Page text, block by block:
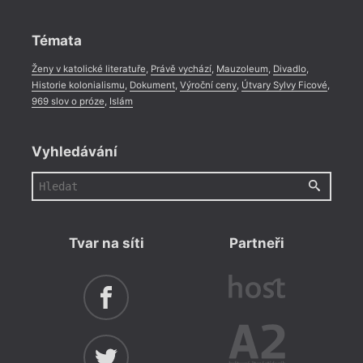
Témata
Ženy v katolické literatuře, Právě vychází, Mauzoleum, Divadlo,
Historie kolonialismu, Dokument, Výroční ceny, Útvary Sylvy Ficové,
969 slov o próze, Islám
Vyhledávání
Tvar na síti Partneři